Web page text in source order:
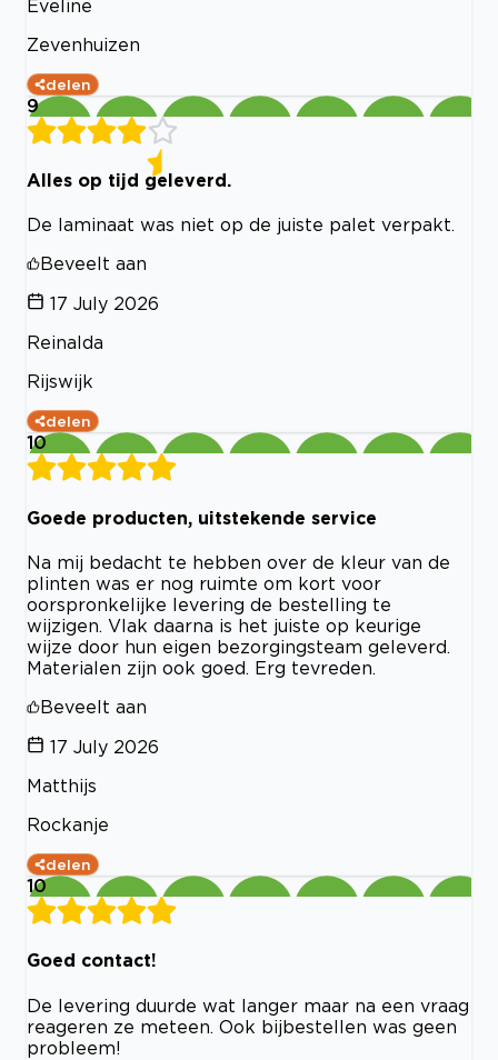
Eveline
Zevenhuizen
delen
9
Alles op tijd geleverd.
De laminaat was niet op de juiste palet verpakt.
Beveelt aan
17 July 2026
Reinalda
Rijswijk
delen
10
Goede producten, uitstekende service
Na mij bedacht te hebben over de kleur van de
plinten was er nog ruimte om kort voor
oorspronkelijke levering de bestelling te
wijzigen. Vlak daarna is het juiste op keurige
wijze door hun eigen bezorgingsteam geleverd.
Materialen zijn ook goed. Erg tevreden.
Beveelt aan
17 July 2026
Matthijs
Rockanje
delen
10
Goed contact!
De levering duurde wat langer maar na een vraag
reageren ze meteen. Ook bijbestellen was geen
probleem!